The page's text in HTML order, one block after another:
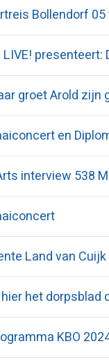
Bollendorf
presenteert:
groet Arold
en
interview 538
Land van
het dorpsblad
KBO